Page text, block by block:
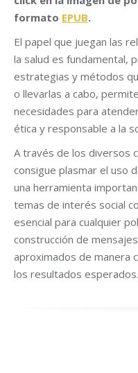
formato EPUB.
El papel que juegan las
la salud es fundamental,
estrategias y métodos
o llevarlas a cabo,
necesidades para
ética y responsable a la
A través de los diversos
consigue plasmar el uso
una herramienta
temas de interés social
esencial para cualquier
construcción de
aproximados de manera
los resultados esperados.